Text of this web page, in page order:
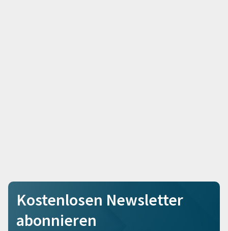
Kostenlosen Newsletter
abonnieren